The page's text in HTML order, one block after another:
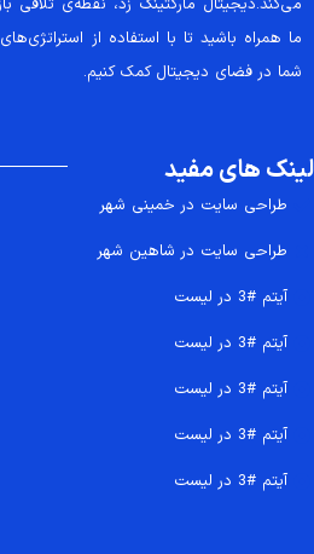
می‌کند.دیجیتال مارکتینگ زد، نقطه‌ی تلاقی
ما همراه باشید تا با استفاده از
شما در فضای دیجیتال کمک کنیم.
لینک های مفید
طراحی سایت در خمینی شهر
طراحی سایت در شاهین شهر
آیتم #3 در لیست
آیتم #3 در لیست
آیتم #3 در لیست
آیتم #3 در لیست
آیتم #3 در لیست